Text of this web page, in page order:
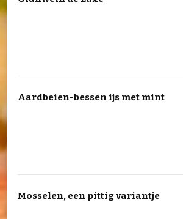
Aardbeien-bessen ijs met mint
Mosselen, een pittig variantje